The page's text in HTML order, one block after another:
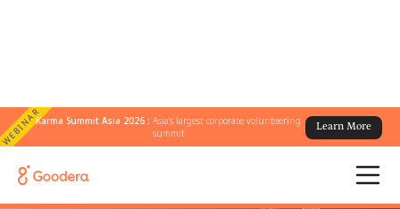
WEBINARKarma Summit Asia 2026 :Asia's largest corporate volunteering
summit
Learn More
← Todos los blogs
organizaciones sin ánimo de lucro